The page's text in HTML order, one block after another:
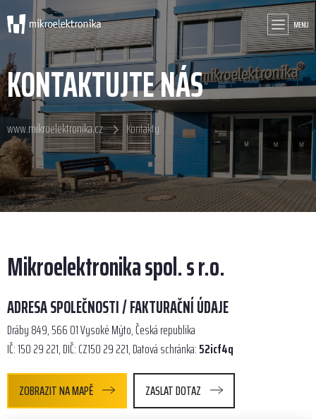
MENU
KONTAKTUJTE NÁS
www.mikroelektronika.cz Kontakty
Mikroelektronika spol. s r.o.
ADRESA SPOLEČNOSTI / FAKTURAČNÍ ÚDAJE
Dráby 849, 566 01 Vysoké Mýto, Česká republika
IČ: 150 29 221, DIČ: CZ150 29 221, Datová schránka:52icf4q
ZOBRAZIT NA MAPĚ ZASLAT DOTAZ